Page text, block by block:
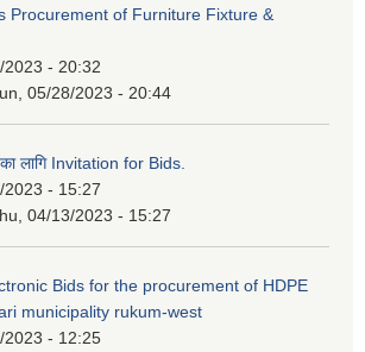
Procurement of Furniture Fixture &
2023 - 20:32
05/28/2023 - 20:44
लागि Invitation for Bids.
2023 - 15:27
04/13/2023 - 15:27
Bids for the procurement of HDPE
municipality rukum-west
2023 - 12:25